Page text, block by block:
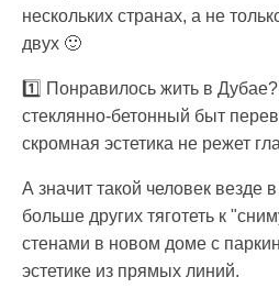
нескольких странах, а не
двух 🙂
1️⃣ Понравилось жить в
стеклянно-бетонный быт
скромная эстетика не режет
А значит такой человек везде
больше других тяготеть к
стенами в новом доме с
эстетике из прямых линий.